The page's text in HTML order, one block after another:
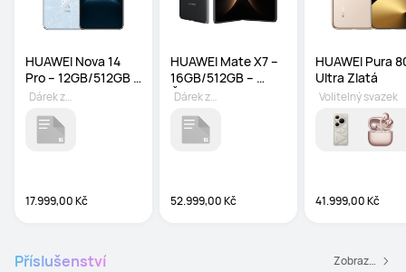
HUAWEI Nova 14
Pro – 12GB/512GB –
Modrý
17.999,00 Kč
Dárek zdarma
HUAWEI Mate X7 –
16GB/512GB –
Černý
52.999,00 Kč
Dárek zdarma
HUAWEI Pura
Ultra Zlatá
41.999,00 Kč
Volitelný svazek
Příslušenství Zobrazit všechny příslušenství